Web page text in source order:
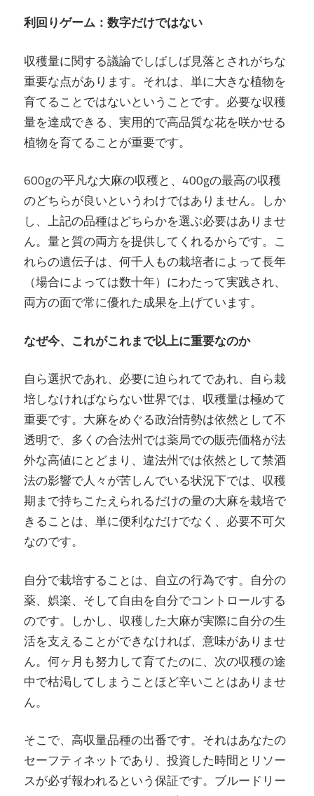
利回りゲーム：数字だけではない
収穫量に関する議論でしばしば見落とされがちな
重要な点があります。それは、単に大きな植物を
育てることではないということです。必要な収穫
量を達成できる、実用的で高品質な花を咲かせる
植物を育てることが重要です。
600gの平凡な大麻の収穫と、400gの最高の収穫
のどちらが良いというわけではありません。しか
し、上記の品種はどちらかを選ぶ必要はありませ
ん。量と質の両方を提供してくれるからです。こ
れらの遺伝子は、何千人もの栽培者によって長年
（場合によっては数十年）にわたって実践され、
両方の面で常に優れた成果を上げています。
なぜ今、これがこれまで以上に重要なのか
自ら選択であれ、必要に迫られてであれ、自ら栽
培しなければならない世界では、収穫量は極めて
重要です。大麻をめぐる政治情勢は依然として不
透明で、多くの合法州では薬局での販売価格が法
外な高値にとどまり、違法州では依然として禁酒
法の影響で人々が苦しんでいる状況下では、収穫
期まで持ちこたえられるだけの量の大麻を栽培で
きることは、単に便利なだけでなく、必要不可欠
なのです。
自分で栽培することは、自立の行為です。自分の
薬、娯楽、そして自由を自分でコントロールする
のです。しかし、収穫した大麻が実際に自分の生
活を支えることができなければ、意味がありませ
ん。何ヶ月も努力して育てたのに、次の収穫の途
中で枯渇してしまうことほど辛いことはありませ
ん。
そこで、高収量品種の出番です。それはあなたの
セーフティネットであり、投資した時間とリソー
スが必ず報われるという保証です。ブルードリー